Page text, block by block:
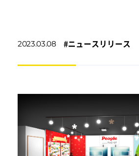
2023.03.08 #ニュースリリース